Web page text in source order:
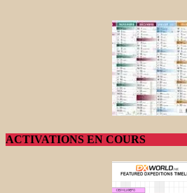
ACTIVATIONS EN COURS